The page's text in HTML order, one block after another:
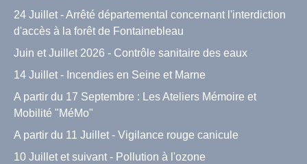
24 Juillet - Arrêté départemental concernant l'interdiction
d'accès à la forêt de Fontainebleau
Juin et Juillet 2026 - Contrôle sanitaire des eaux
14 Juillet - Incendies en Seine et Marne
A partir du 17 Septembre : Les Ateliers Mémoire et
Mobilité "MéMo"
A partir du 11 Juillet - Vigilance rouge canicule
10 Juillet et suivant - Pollution à l'ozone